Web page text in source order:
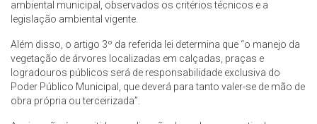
ambiental municipal, observados os critérios técnicos e a
legislação ambiental vigente.
Além disso, o artigo 3º da referida lei determina que “o manejo da
vegetação de árvores localizadas em calçadas, praças e
logradouros públicos será de responsabilidade exclusiva do
Poder Público Municipal, que deverá para tanto valer-se de mão de
obra própria ou terceirizada”.